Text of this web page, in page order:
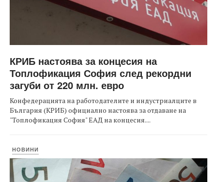
КРИБ настоява за концесия на
Топлофикация София след рекордни
загуби от 220 млн. евро
Конфедерацията на работодателите и индустриалците в
България (КРИБ) официално настоява за отдаване на
"Топлофикация София" ЕАД на концесия....
НОВИНИ